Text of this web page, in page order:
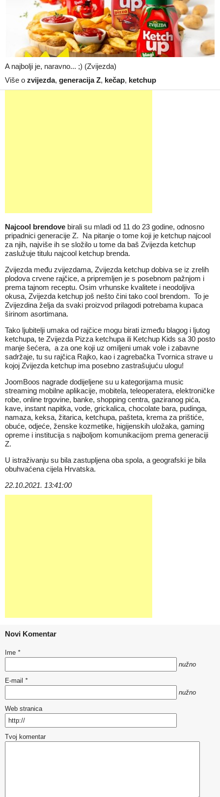
A najbolji je, naravno... ;) (Zvijezda)
Više o zvijezda, generacija Z, kečap, ketchup
Najcool brendove birali su mladi od 11 do 23 godine, odnosno
pripadnici generacije Z. Na pitanje o tome koji je ketchup najcool
za njih, najviše ih se složilo u tome da baš Zvijezda ketchup
zaslužuje titulu najcool ketchup brenda.
Zvijezda među zvijezdama, Zvijezda ketchup dobiva se iz zrelih
plodova crvene rajčice, a pripremljen je s posebnom pažnjom i
prema tajnom receptu. Osim vrhunske kvalitete i neodoljiva
okusa, Zvijezda ketchup još nešto čini tako cool brendom. To je
Zvijezdina želja da svaki proizvod prilagodi potrebama kupaca
širinom asortimana.
Tako ljubitelji umaka od rajčice mogu birati između blagog i ljutog
ketchupa, te Zvijezda Pizza ketchupa ili Ketchup Kids sa 30 posto
manje šećera, a za one koji uz omiljeni umak vole i zabavne
sadržaje, tu su rajčica Rajko, kao i zagrebačka Tvornica strave u
kojoj Zvijezda ketchup ima posebno zastrašujuću ulogu!
JoomBoos nagrade dodijeljene su u kategorijama music
streaming mobilne aplikacije, mobitela, teleoperatera, elektroničke
robe, online trgovine, banke, shopping centra, gaziranog pića,
kave, instant napitka, vode, grickalica, chocolate bara, pudinga,
namaza, keksa, žitarica, ketchupa, pašteta, krema za prištiće,
obuće, odjeće, ženske kozmetike, higijenskih uložaka, gaming
opreme i institucija s najboljom komunikacijom prema generaciji
Z.
U istraživanju su bila zastupljena oba spola, a geografski je bila
obuhvaćena cijela Hrvatska.
22.10.2021. 13:41:00
Novi Komentar
Ime *
nužno
E-mail *
nužno
Web stranica
Tvoj komentar